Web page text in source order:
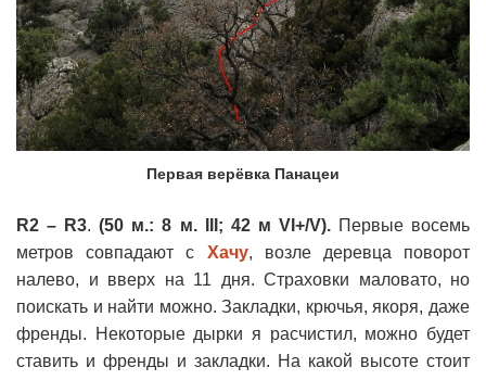
Первая верёвка Панацеи
R2 – R3. (50 м.: 8 м. III; 42 м VI+/V). Первые восемь
метров совпадают с Хачу, возле деревца поворот
налево, и вверх на 11 дня. Страховки маловато, но
поискать и найти можно. Закладки, крючья, якоря, даже
френды. Некоторые дырки я расчистил, можно будет
ставить и френды и закладки. На какой высоте стоит